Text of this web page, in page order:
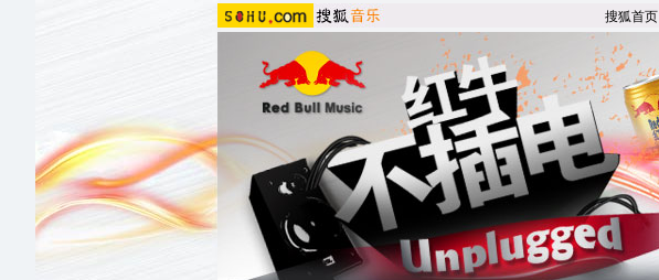
搜狐首页